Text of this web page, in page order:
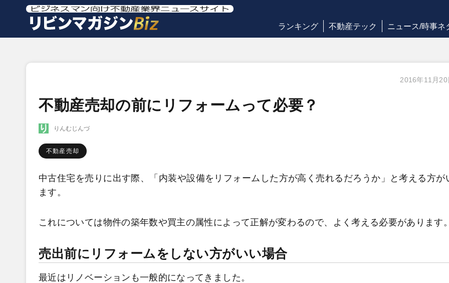
ランキング 不動産テック ニュース/時事ネ
2016年11月20
不動産売却の前にリフォームって必要？
りんむじんづ
不動産売却
中古住宅を売りに出す際、「内装や設備をリフォームした方が高く売れるだろうか」と考える方が
ます。
これについては物件の築年数や買主の属性によって正解が変わるので、よく考える必要があります
売出前にリフォームをしない方がいい場合
最近はリノベーションも一般的になってきました。